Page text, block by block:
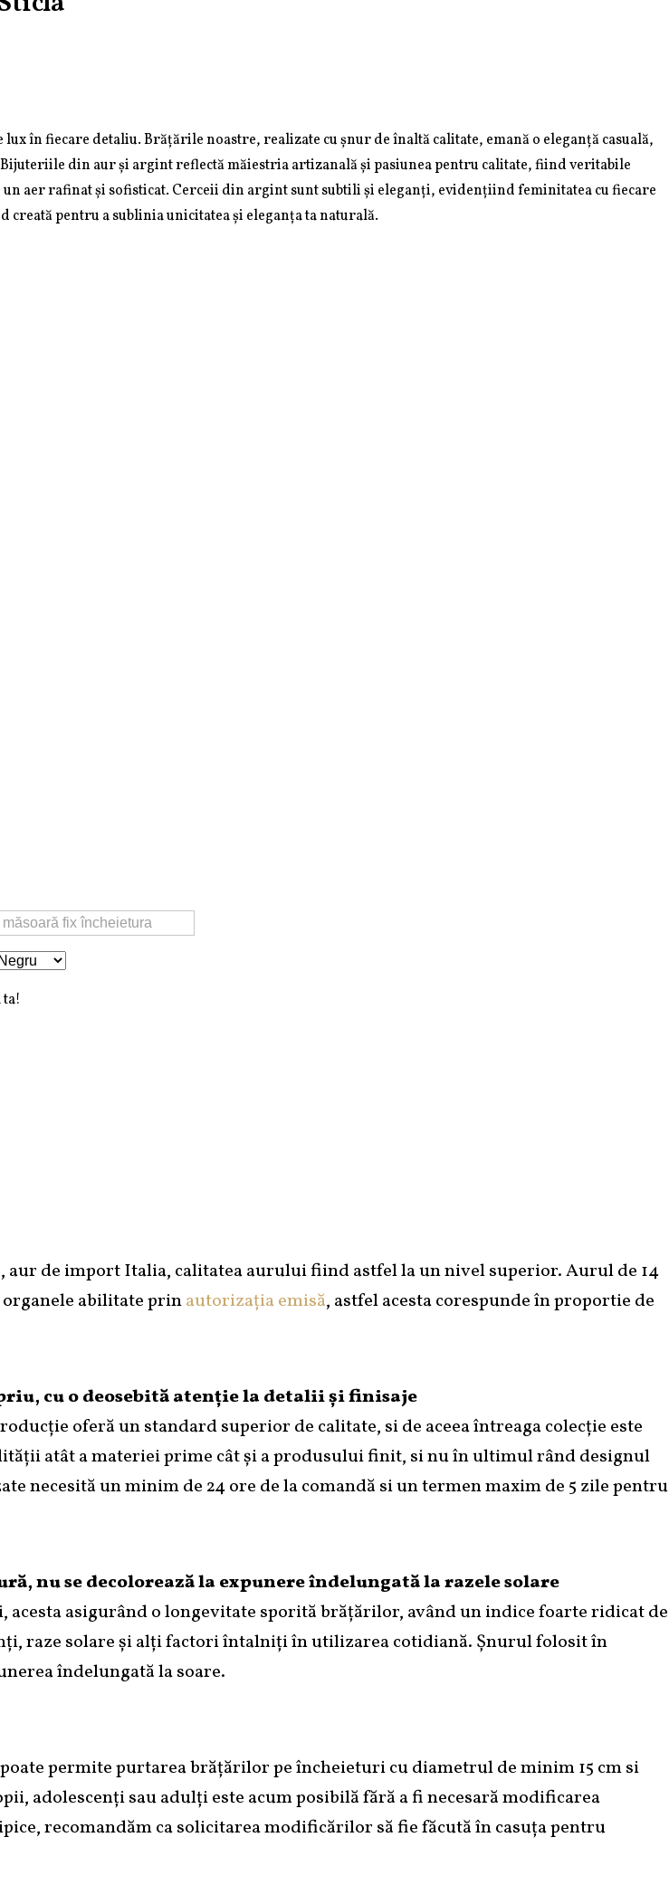
în fiecare detaliu. Brățările noastre, realizate cu șnur de înaltă calitate, emană o eleganță casuală,
din aur și argint reflectă măiestria artizanală și pasiunea pentru calitate, fiind veritabile
aer rafinat și sofisticat. Cerceii din argint sunt subtili și eleganți, evidențiind feminitatea cu fiecare
pentru a sublinia unicitatea și eleganța ta naturală.
aur de import Italia, calitatea aurului fiind astfel la un nivel superior. Aurul de 14
abilitate prinautorizația emisă, astfel acesta corespunde în proportie de
cu o deosebită atenție la detalii și finisaje
oferă un standard superior de calitate, si de aceea întreaga colecție este
atât a materiei prime cât și a produsului finit, si nu în ultimul rând designul
necesită un minim de 24 ore de la comandă si un termen maxim de 5 zile pentru
nu se decolorează la expunere îndelungată la razele solare
asigurând o longevitate sporită brățărilor, având un indice foarte ridicat de
raze solare și alți factori întalniți în utilizarea cotidiană. Șnurul folosit în
îndelungată la soare.
permite purtarea brățărilor pe încheieturi cu diametrul de minim 15 cm si
adolescenți sau adulți este acum posibilă fără a fi necesară modificarea
recomandăm ca solicitarea modificărilor să fie făcută în casuța pentru